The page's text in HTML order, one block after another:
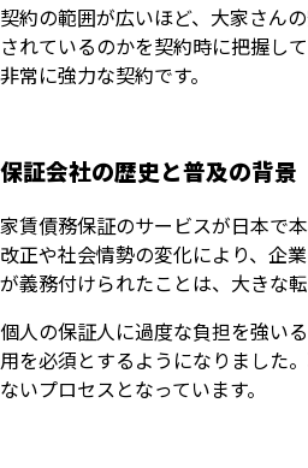
契約の範囲が広いほど、大家さん
されているのかを契約時に把握し
非常に強力な契約です。
保証会社の歴史と普及の背景
家賃債務保証のサービスが日本で
改正や社会情勢の変化により、企
が義務付けられたことは、大きな
個人の保証人に過度な負担を強い
用を必須とするようになりました
ないプロセスとなっています。